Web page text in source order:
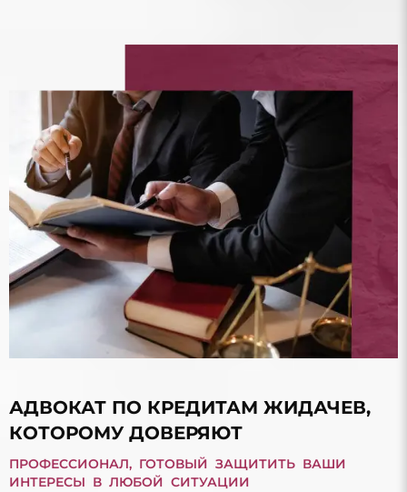
АДВОКАТ ПО КРЕДИТАМ ЖИДАЧЕВ,
КОТОРОМУ ДОВЕРЯЮТ
ПРОФЕССИОНАЛ, ГОТОВЫЙ ЗАЩИТИТЬ ВАШИ
ИНТЕРЕСЫ В ЛЮБОЙ СИТУАЦИИ